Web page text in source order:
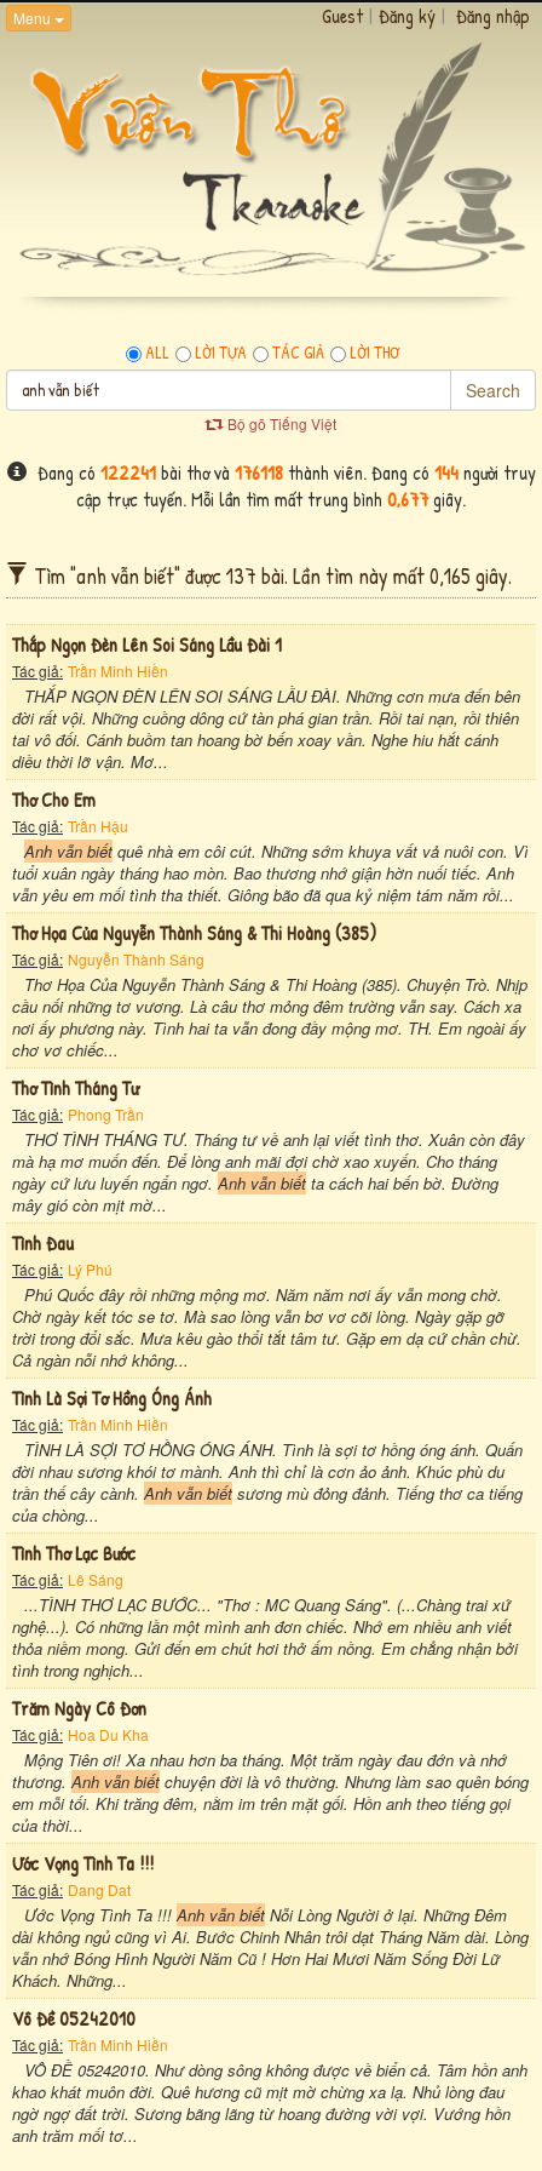
Menu Guest | Đăng ký | Đăng nhập
ALL LỜI TỰA TÁC GIẢ LỜI THƠ
Search
Bộ gõ Tiếng Việt
Đang có 122241bài thơ và 176118thành viên. Đang có 144người truy
cập trực tuyến. Mỗi lần tìm mất trung bình 0,677giây.
Tìm "anh vẫn biết" được 137 bài. Lần tìm này mất 0,165 giây.
Thắp Ngọn Đèn Lên Soi Sáng Lầu Đài 1
Tác giả: Trần Minh Hiền
THẮP NGỌN ĐÈN LÊN SOI SÁNG LẦU ĐÀI. Những cơn mưa đến bên
đời rất vội. Những cuồng dông cứ tàn phá gian trần. Rồi tai nạn, rồi thiên
tai vô đối. Cánh buồm tan hoang bờ bến xoay vần. Nghe hiu hắt cánh
diều thời lỡ vận. Mơ...
Thơ Cho Em
Tác giả: Trần Hậu
Anh vẫn biết quê nhà em côi cút. Những sớm khuya vất vả nuôi con. Vì
tuổi xuân ngày tháng hao mòn. Bao thương nhớ giận hờn nuối tiếc. Anh
vẫn yêu em mối tình tha thiết. Giông bão đã qua kỷ niệm tám năm rồi...
Thơ Họa Của Nguyễn Thành Sáng & Thi Hoàng (385)
Tác giả: Nguyễn Thành Sáng
Thơ Họa Của Nguyễn Thành Sáng & Thi Hoàng (385). Chuyện Trò. Nhịp
cầu nối những tơ vương. Là câu thơ mỏng đêm trường vẫn say. Cách xa
nơi ấy phương này. Tình hai ta vẫn đong đầy mộng mơ. TH. Em ngoài ấy
chơ vơ chiếc...
Thơ Tình Tháng Tư
Tác giả: Phong Trần
THƠ TÌNH THÁNG TƯ. Tháng tư về anh lại viết tình thơ. Xuân còn đây
mà hạ mơ muốn đến. Để lòng anh mãi đợi chờ xao xuyến. Cho tháng
ngày cứ lưu luyến ngẩn ngơ. Anh vẫn biết ta cách hai bến bờ. Đường
mây gió còn mịt mờ...
Tình Đau
Tác giả: Lý Phú
Phú Quốc đây rồi những mộng mơ. Năm năm nơi ấy vẫn mong chờ.
Chờ ngày kết tóc se tơ. Mà sao lòng vẫn bơ vơ cõi lòng. Ngày gặp gỡ
trời trong đổi sắc. Mưa kêu gào thổi tắt tâm tư. Gặp em dạ cứ chần chừ.
Cả ngàn nỗi nhớ không...
Tình Là Sợi Tơ Hồng Óng Ánh
Tác giả: Trần Minh Hiền
TÌNH LÀ SỢI TƠ HỒNG ÓNG ÁNH. Tình là sợi tơ hồng óng ánh. Quấn
đời nhau sương khói tơ mành. Anh thì chỉ là cơn ảo ảnh. Khúc phù du
trần thế cây cành. Anh vẫn biết sương mù đỏng đảnh. Tiếng thơ ca tiếng
của chòng...
Tình Thơ Lạc Bước
Tác giả: Lê Sáng
...TÌNH THƠ LẠC BƯỚC... "Thơ : MC Quang Sáng". (...Chàng trai xứ
nghệ...). Có những lần một mình anh đơn chiếc. Nhớ em nhiều anh viết
thỏa niềm mong. Gửi đến em chút hơi thở ấm nồng. Em chẳng nhận bởi
tình trong nghịch...
Trăm Ngày Cô Đơn
Tác giả: Hoa Du Kha
Mộng Tiên ơi! Xa nhau hơn ba tháng. Một trăm ngày đau đớn và nhớ
thương. Anh vẫn biết chuyện đời là vô thường. Nhưng làm sao quên bóng
em mỗi tối. Khi trăng đêm, nằm im trên mặt gối. Hồn anh theo tiếng gọi
của thời...
Ước Vọng Tình Ta !!!
Tác giả: Dang Dat
Ước Vọng Tình Ta !!! Anh vẫn biết Nỗi Lòng Người ở lại. Những Đêm
dài không ngủ cũng vì Ai. Bước Chinh Nhân trôi dạt Tháng Năm dài. Lòng
vẫn nhớ Bóng Hình Người Năm Cũ ! Hơn Hai Mươi Năm Sống Đời Lữ
Khách. Những...
Vô Đề 05242010
Tác giả: Trần Minh Hiền
VÔ ĐỀ 05242010. Như dòng sông không được về biển cả. Tâm hồn anh
khao khát muôn đời. Quê hương cũ mịt mờ chừng xa lạ. Nhủ lòng đau
ngờ ngợ đất trời. Sương bãng lãng từ hoang đường vời vợi. Vướng hồn
anh trăm mối tơ...